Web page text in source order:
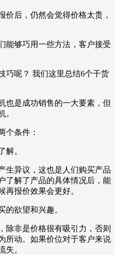
价后，仍然会觉得价格太贵，
能够巧用一些方法，客户接受
巧呢？ 我们这里总结6个干货
也是成功销售的一大要素，但
。
个条件：
解。
生异议，这也是人们购买产品
了解了产品的具体情况后，能
再报价效果会更好。
的欲望和兴趣。
除非是价格很有吸引力，否则
所动。如果价位对于客户来说
失。